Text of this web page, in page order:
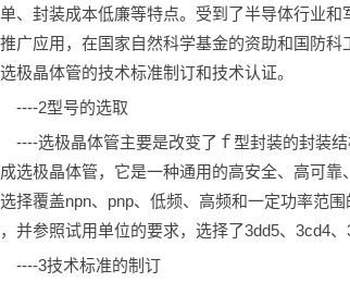
、封装成本低廉等特点。受到了半导体行业
广应用，在国家自然科学基金的资助和国防
极晶体管的技术标准制订和技术认证。
----2型号的选取
----选极晶体管主要是改变了ｆ型封装的封装
选极晶体管，它是一种通用的高安全、高可靠
择覆盖npn、pnp、低频、高频和一定功率范
并参照试用单位的要求，选择了3dd5、3cd4
----3技术标准的制订